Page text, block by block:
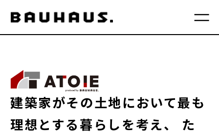
建築家がその土地において最も
理想とする暮らしを考え、
た